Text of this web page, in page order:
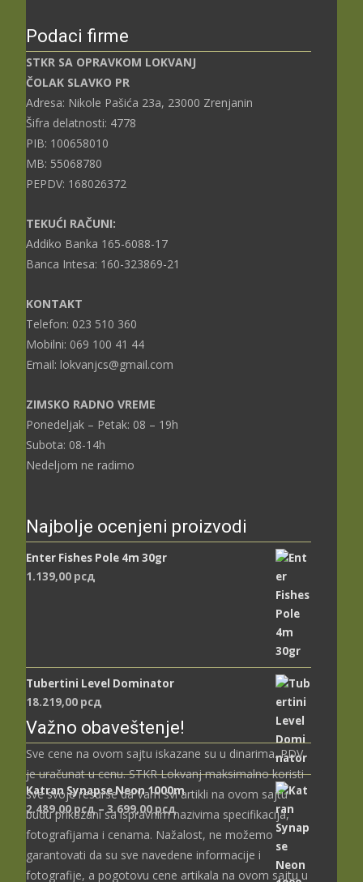
Podaci firme
STKR SA OPRAVKOM LOKVANJ
ČOLAK SLAVKO PR
Adresa: Nikole Pašića 23a, 23000 Zrenjanin
Šifra delatnosti: 4778
PIB: 100658010
MB: 55068780
PEPDV: 168026372
TEKUĆI RAČUNI:
Addiko Banka 165-6088-17
Banca Intesa: 160-323869-21
KONTAKT
Telefon: 023 510 360
Mobilni: 069 100 41 44
Email: lokvanjcs@gmail.com
ZIMSKO RADNO VREME
Ponedeljak – Petak: 08 – 19h
Subota: 08-14h
Nedeljom ne radimo
Najbolje ocenjeni proizvodi
Enter Fishes Pole 4m 30gr
1.139,00 рсд
Tubertini Level Dominator
18.219,00 рсд
Katran Synapse Neon 1000m
2.489,00рсд – 3.699,00рсд Распон
цена:
2.489,00 рсд
Važno obaveštenje!
Sve cene na ovom sajtu iskazane su u dinarima. PDV
je uračunat u cenu. STKR Lokvanj maksimalno koristi
sve svoje resurse da Vam svi artikli na ovom sajtu
budu prikazani sa ispravnim nazivima specifikacija,
fotografijama i cenama. Nažalost, ne možemo
garantovati da su sve navedene informacije i
fotografije, a pogotovu cene artikala na ovom sajtu u